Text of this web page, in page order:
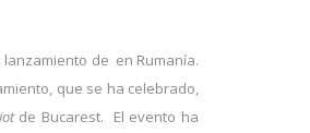
de en Rumanía.
que se ha celebrado,
de Bucarest. El evento ha